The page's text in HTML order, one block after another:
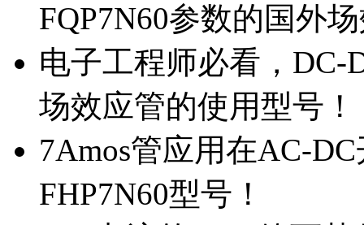
FQP7N60参数的国外
电子工程师必看，DC-
场效应管的使用型号！
7Amos管应用在AC-
FHP7N60型号！